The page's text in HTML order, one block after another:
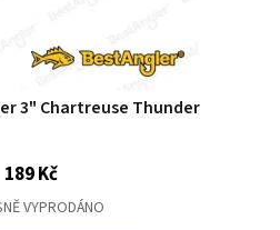
3" Chartreuse Thunder
189 Kč
VYPRODÁNO